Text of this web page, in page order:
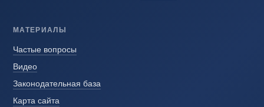
МАТЕРИАЛЫ
Частые вопросы
Видео
Законодательная база
Карта сайта